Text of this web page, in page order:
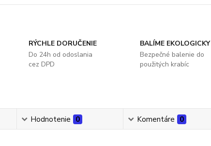
RÝCHLE DORUČENIE
Do 24h od odoslania
cez DPD
BALÍME EKOLOGICKY
Bezpečné balenie do
použitých krabíc
Hodnotenie 0 Komentáre 0